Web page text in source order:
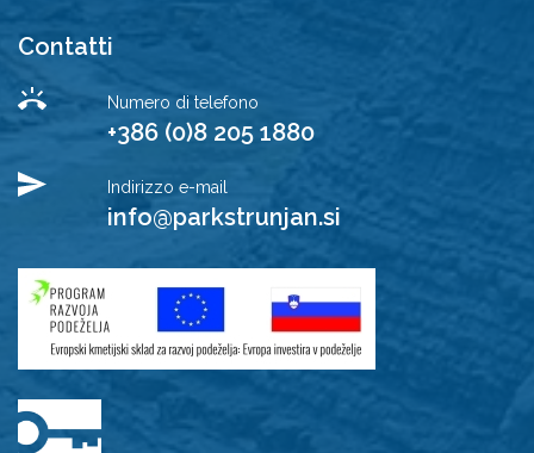
Contatti
Numero di telefono
+386 (0)8 205 1880
Indirizzo e-mail
info@parkstrunjan.si